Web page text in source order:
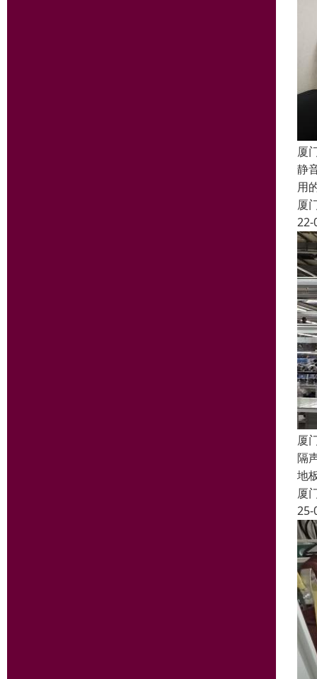
厦
静
用
厦
22-
厦
隔
地
厦
25-